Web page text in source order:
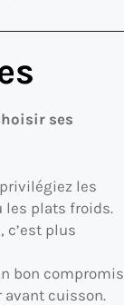
ses
les
les plats froids.
c’est plus
bon compromis
avant cuisson.